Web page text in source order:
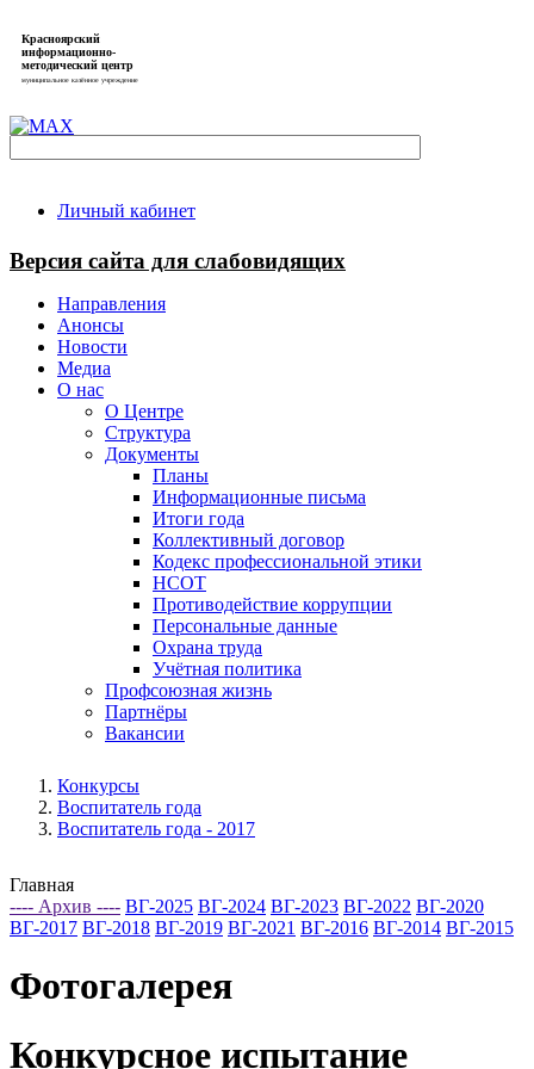
Красноярский
информационно-
методический центр
муниципальное казённое учреждение
Личный кабинет
Версия сайта для слабовидящих
Направления
Анонсы
Новости
Медиа
О нас
О Центре
Структура
Документы
Планы
Информационные письма
Итоги года
Коллективный договор
Кодекс профессиональной этики
НСОТ
Противодействие коррупции
Персональные данные
Охрана труда
Учётная политика
Профсоюзная жизнь
Партнёры
Вакансии
Конкурсы
Воспитатель года
Воспитатель года - 2017
Главная
---- Архив ---- ВГ-2025 ВГ-2024 ВГ-2023 ВГ-2022 ВГ-2020
ВГ-2017 ВГ-2018 ВГ-2019 ВГ-2021 ВГ-2016 ВГ-2014 ВГ-2015
Фотогалерея
Конкурсное испытание